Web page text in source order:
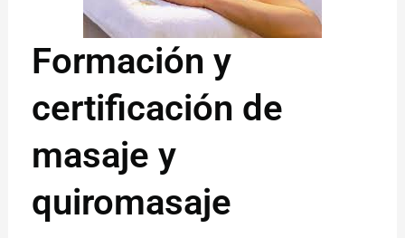
Formación y
certificación de
masaje y
quiromasaje